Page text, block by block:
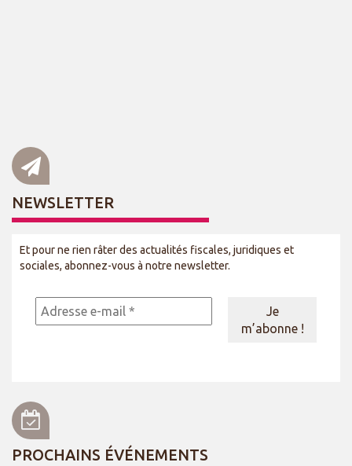
NEWSLETTER
Et pour ne rien râter des actualités fiscales, juridiques et
sociales, abonnez-vous à notre newsletter.
PROCHAINS ÉVÉNEMENTS